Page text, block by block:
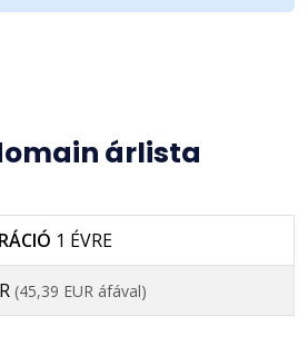
árlista
1 ÉVRE
(45,39 EUR áfával)